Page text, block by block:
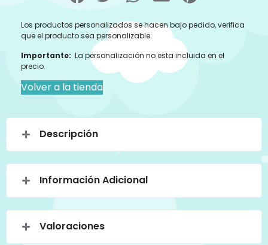
Los productos personalizados se hacen bajo pedido, verifica
que el producto sea personalizable:
Importante: La personalización no esta incluida en el
precio.
Volver a la tienda
Descripción
Información Adicional
Valoraciones